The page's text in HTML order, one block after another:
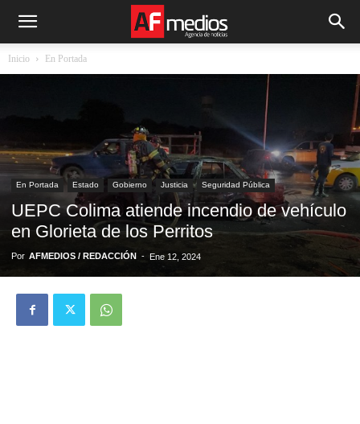
Inicio En Portada
En Portada Estado Gobierno Justicia Seguridad Pública
UEPC Colima atiende incendio de vehículo
en Glorieta de los Perritos
Por AFMEDIOS / REDACCIÓN - Ene 12, 2024